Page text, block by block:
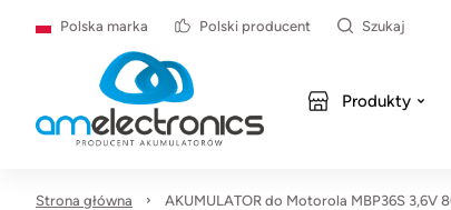
Polska marka Polski producent Szukaj
Produkty
Strona główna AKUMULATOR do Motorola MBP36S 3,6V